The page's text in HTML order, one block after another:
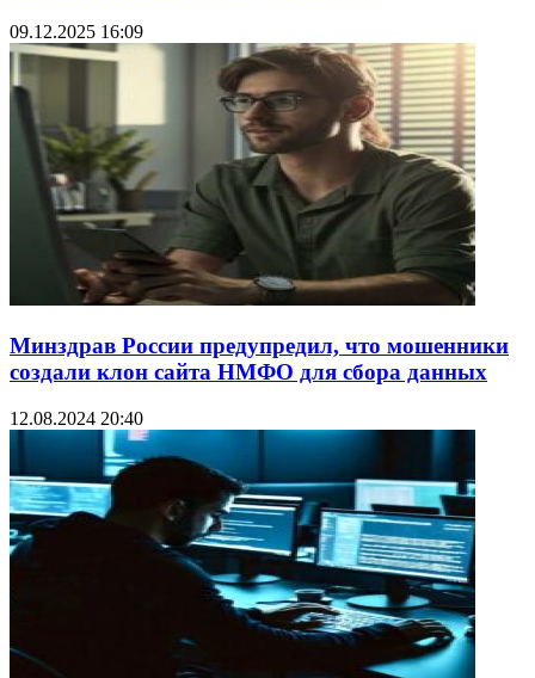
09.12.2025 16:09
Минздрав России предупредил, что мошенники
создали клон сайта НМФО для сбора данных
12.08.2024 20:40